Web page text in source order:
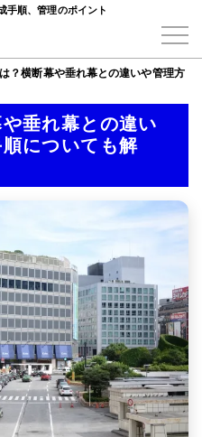
手順、管理のポイント
？横断幕や垂れ幕との違いや管理方
垂れ幕との違い
についても解